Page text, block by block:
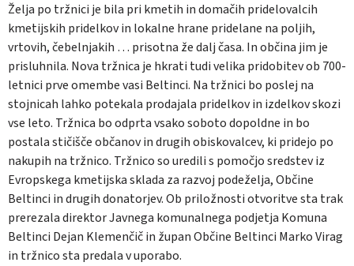
Želja po tržnici je bila pri kmetih in domačih pridelovalcih
kmetijskih pridelkov in lokalne hrane pridelane na poljih,
vrtovih, čebelnjakih … prisotna že dalj časa. In občina jim je
prisluhnila. Nova tržnica je hkrati tudi velika pridobitev ob 700-
letnici prve omembe vasi Beltinci. Na tržnici bo poslej na
stojnicah lahko potekala prodajala pridelkov in izdelkov skozi
vse leto. Tržnica bo odprta vsako soboto dopoldne in bo
postala stičišče občanov in drugih obiskovalcev, ki pridejo po
nakupih na tržnico. Tržnico so uredili s pomočjo sredstev iz
Evropskega kmetijska sklada za razvoj podeželja, Občine
Beltinci in drugih donatorjev. Ob priložnosti otvoritve sta trak
prerezala direktor Javnega komunalnega podjetja Komuna
Beltinci Dejan Klemenčič in župan Občine Beltinci Marko Virag
in tržnico sta predala v uporabo.